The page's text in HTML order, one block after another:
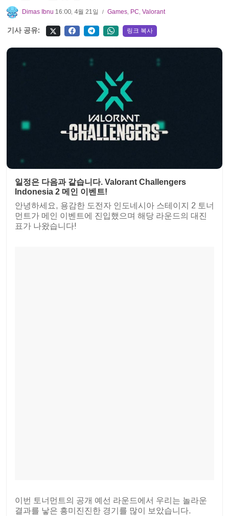
Dimas Ibnu 16:00, 4월 21일 / Games, PC, Valorant
기사 공유: 링크 복사
일정은 다음과 같습니다. Valorant Challengers
Indonesia 2 메인 이벤트!
안녕하세요, 용감한 도전자 인도네시아 스테이지 2 토너
먼트가 메인 이벤트에 진입했으며 해당 라운드의 대진
표가 나왔습니다!
이번 토너먼트의 공개 예선 라운드에서 우리는 놀라운
결과를 낳은 흥미진진한 경기를 많이 보았습니다.